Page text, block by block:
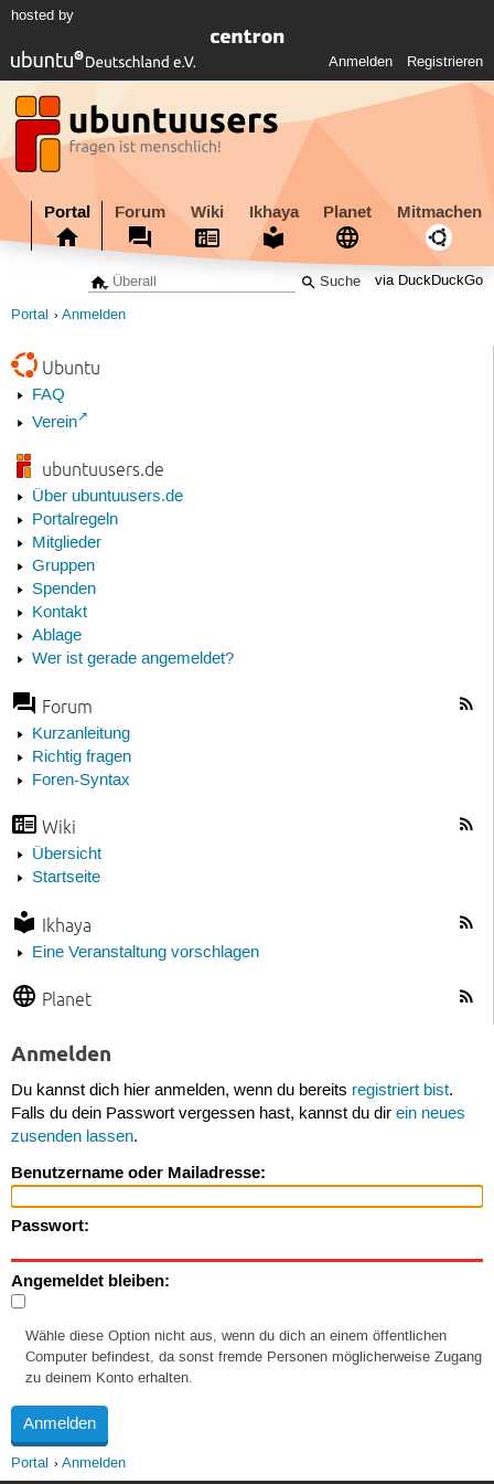
hosted by
Anmelden Registrieren
Portal Forum Wiki Ikhaya Planet Mitmachen
via DuckDuckGo
Portal Anmelden
Ubuntu
FAQ
Verein
ubuntuusers.de
Über ubuntuusers.de
Portalregeln
Mitglieder
Gruppen
Spenden
Kontakt
Ablage
Wer ist gerade angemeldet?
Forum
Kurzanleitung
Richtig fragen
Foren-Syntax
Wiki
Übersicht
Startseite
Ikhaya
Eine Veranstaltung vorschlagen
Planet
Anmelden
Du kannst dich hier anmelden, wenn du bereits registriert bist.
Falls du dein Passwort vergessen hast, kannst du dir ein neues
zusenden lassen.
Benutzername oder Mailadresse:
Passwort:
Angemeldet bleiben:
Wähle diese Option nicht aus, wenn du dich an einem öffentlichen
Computer befindest, da sonst fremde Personen möglicherweise Zugang
zu deinem Konto erhalten.
Portal Anmelden